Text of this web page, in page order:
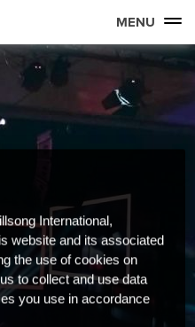
MENU
International,
website and its associated
the use of cookies on
to collect and use data
you use in accordance